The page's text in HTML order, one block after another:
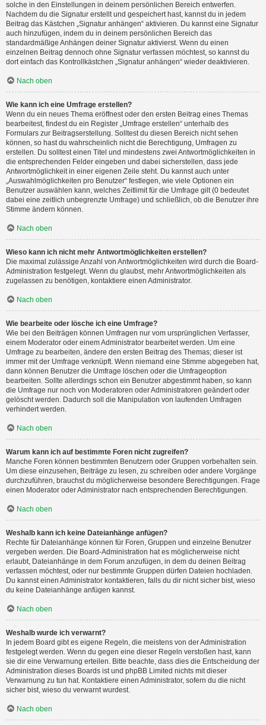
solche in den Einstellungen in deinem persönlichen Bereich entwerfen.
Nachdem du die Signatur erstellt und gespeichert hast, kannst du in jedem
Beitrag das Kästchen „Signatur anhängen“ aktivieren. Du kannst eine Signatur
auch hinzufügen, indem du in deinem persönlichen Bereich das
standardmäßige Anhängen deiner Signatur aktivierst. Wenn du einen
einzelnen Beitrag dennoch ohne Signatur verfassen möchtest, so kannst du
dort einfach das Kontrollkästchen „Signatur anhängen“ wieder deaktivieren.
Nach oben
Wie kann ich eine Umfrage erstellen?
Wenn du ein neues Thema eröffnest oder den ersten Beitrag eines Themas
bearbeitest, findest du ein Register „Umfrage erstellen“ unterhalb des
Formulars zur Beitragserstellung. Solltest du diesen Bereich nicht sehen
können, so hast du wahrscheinlich nicht die Berechtigung, Umfragen zu
erstellen. Du solltest einen Titel und mindestens zwei Antwortmöglichkeiten in
die entsprechenden Felder eingeben und dabei sicherstellen, dass jede
Antwortmöglichkeit in einer eigenen Zeile steht. Du kannst auch unter
„Auswahlmöglichkeiten pro Benutzer“ festlegen, wie viele Optionen ein
Benutzer auswählen kann, welches Zeitlimit für die Umfrage gilt (0 bedeutet
dabei eine zeitlich unbegrenzte Umfrage) und schließlich, ob die Benutzer ihre
Stimme ändern können.
Nach oben
Wieso kann ich nicht mehr Antwortmöglichkeiten erstellen?
Die maximal zulässige Anzahl von Antwortmöglichkeiten wird durch die Board-
Administration festgelegt. Wenn du glaubst, mehr Antwortmöglichkeiten als
zugelassen zu benötigen, kontaktiere einen Administrator.
Nach oben
Wie bearbeite oder lösche ich eine Umfrage?
Wie bei den Beiträgen können Umfragen nur vom ursprünglichen Verfasser,
einem Moderator oder einem Administrator bearbeitet werden. Um eine
Umfrage zu bearbeiten, ändere den ersten Beitrag des Themas; dieser ist
immer mit der Umfrage verknüpft. Wenn niemand eine Stimme abgegeben hat,
dann können Benutzer die Umfrage löschen oder die Umfrageoption
bearbeiten. Sollte allerdings schon ein Benutzer abgestimmt haben, so kann
die Umfrage nur noch von Moderatoren oder Administratoren geändert oder
gelöscht werden. Dadurch soll die Manipulation von laufenden Umfragen
verhindert werden.
Nach oben
Warum kann ich auf bestimmte Foren nicht zugreifen?
Manche Foren können bestimmten Benutzern oder Gruppen vorbehalten sein.
Um diese einzusehen, Beiträge zu lesen, zu schreiben oder andere Vorgänge
durchzuführen, brauchst du möglicherweise besondere Berechtigungen. Frage
einen Moderator oder Administrator nach entsprechenden Berechtigungen.
Nach oben
Weshalb kann ich keine Dateianhänge anfügen?
Rechte für Dateianhänge können für Foren, Gruppen und einzelne Benutzer
vergeben werden. Die Board-Administration hat es möglicherweise nicht
erlaubt, Dateianhänge in dem Forum anzufügen, in dem du deinen Beitrag
verfassen möchtest, oder nur bestimmte Gruppen dürfen Dateien hochladen.
Du kannst einen Administrator kontaktieren, falls du dir nicht sicher bist, wieso
du keine Dateianhänge anfügen kannst.
Nach oben
Weshalb wurde ich verwarnt?
In jedem Board gibt es eigene Regeln, die meistens von der Administration
festgelegt werden. Wenn du gegen eine dieser Regeln verstoßen hast, kann
sie dir eine Verwarnung erteilen. Bitte beachte, dass dies die Entscheidung der
Administration dieses Boards ist und phpBB Limited nichts mit dieser
Verwarnung zu tun hat. Kontaktiere einen Administrator, sofern du die nicht
sicher bist, wieso du verwarnt wurdest.
Nach oben